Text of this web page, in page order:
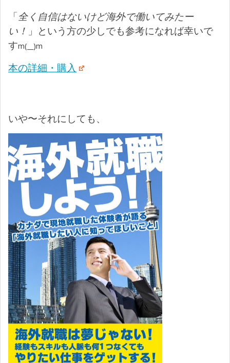
「全く自信はないけど海外で働いてみたー
い！ 」という方の少しでも参考になれば幸いで
すm(__)m
本の詳細・購入
いや〜それにしても、